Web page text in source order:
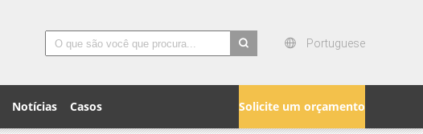
Portuguese
Solicite um orçamento
Notícias Casos